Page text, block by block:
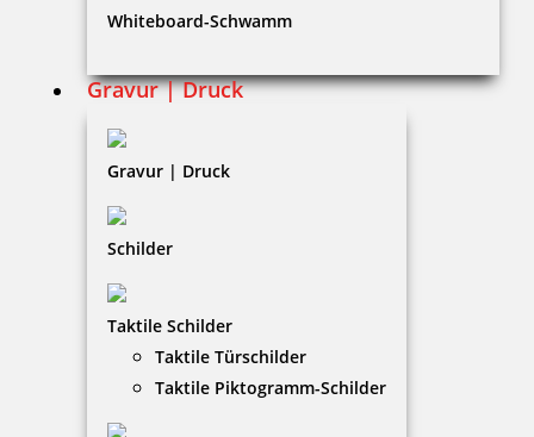
Whiteboard-Schwamm
Gravur | Druck
Gravur | Druck
Schilder
Taktile Schilder
Taktile Türschilder
Taktile Piktogramm-Schilder
Widerruf
Barrierefreiheit
Vertrag widerrufen
Mein Konto